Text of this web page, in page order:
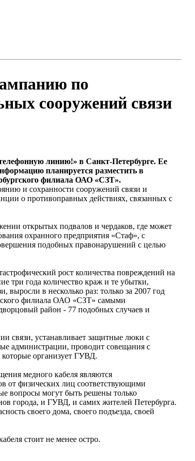
по
сооружений связи
линию!» в Санкт-Петербурге. Ее
планируется разместить в
филиала ОАО «СЗТ».
и сохранности сооружений связи и
о противоправных действиях, связанных с
открытых подвалов и чердаков, где может
охранного предприятия «Стаф», с
подобных правонарушений с целью
рост количества повреждений на
три года количество краж и те убытки,
в несколько раз: только за 2007 год
филиала ОАО «СЗТ» самыми
район - 77 подобных случаев и
связи, устанавливает защитные люки с
администрации, проводит совещания с
которые организует ГУВД.
медного кабеля являются
от физических лиц соответствующими
вопросы могут быть решены только
города, и ГУВД, и самих жителей Петербурга.
своего дома, своего подъезда, своей
стоит не менее остро.